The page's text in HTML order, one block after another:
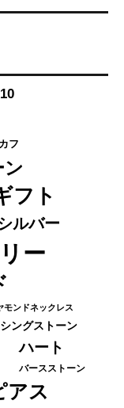
フ
ン
フト
ルバー
ー
モンドネックレス
ングストーン
ハート
バースストーン
アス